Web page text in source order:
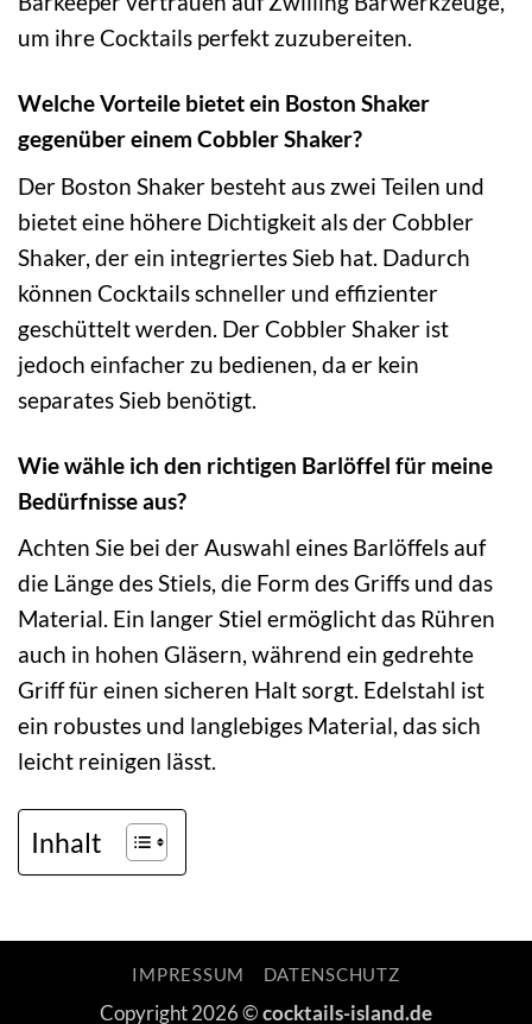
um ihre Cocktails perfekt zuzubereiten.
Welche Vorteile bietet ein Boston Shaker
gegenüber einem Cobbler Shaker?
Der Boston Shaker besteht aus zwei Teilen und
bietet eine höhere Dichtigkeit als der Cobbler
Shaker, der ein integriertes Sieb hat. Dadurch
können Cocktails schneller und effizienter
geschüttelt werden. Der Cobbler Shaker ist
jedoch einfacher zu bedienen, da er kein
separates Sieb benötigt.
Wie wähle ich den richtigen Barlöffel für meine
Bedürfnisse aus?
Achten Sie bei der Auswahl eines Barlöffels auf
die Länge des Stiels, die Form des Griffs und das
Material. Ein langer Stiel ermöglicht das Rühren
auch in hohen Gläsern, während ein gedrehte
Griff für einen sicheren Halt sorgt. Edelstahl ist
ein robustes und langlebiges Material, das sich
leicht reinigen lässt.
Inhalt
IMPRESSUM DATENSCHUTZ
Copyright 2026 ©cocktails-island.de